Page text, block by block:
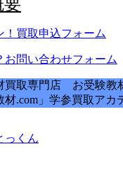
要
買取専門店 お受験教
材.com」学参買取アカ
っくん